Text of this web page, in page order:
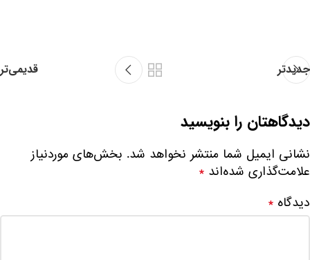
جدیدتر قدیمی‌تر
دیدگاهتان را بنویسید
نشانی ایمیل شما منتشر نخواهد شد. بخش‌های موردنیاز
علامت‌گذاری شده‌اند *
دیدگاه *